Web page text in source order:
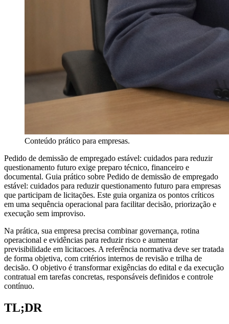
Conteúdo prático para empresas.
Pedido de demissão de empregado estável: cuidados para reduzir
questionamento futuro exige preparo técnico, financeiro e
documental. Guia prático sobre Pedido de demissão de empregado
estável: cuidados para reduzir questionamento futuro para empresas
que participam de licitações. Este guia organiza os pontos críticos
em uma sequência operacional para facilitar decisão, priorização e
execução sem improviso.
Na prática, sua empresa precisa combinar governança, rotina
operacional e evidências para reduzir risco e aumentar
previsibilidade em licitacoes. A referência normativa deve ser tratada
de forma objetiva, com critérios internos de revisão e trilha de
decisão. O objetivo é transformar exigências do edital e da execução
contratual em tarefas concretas, responsáveis definidos e controle
contínuo.
TL;DR